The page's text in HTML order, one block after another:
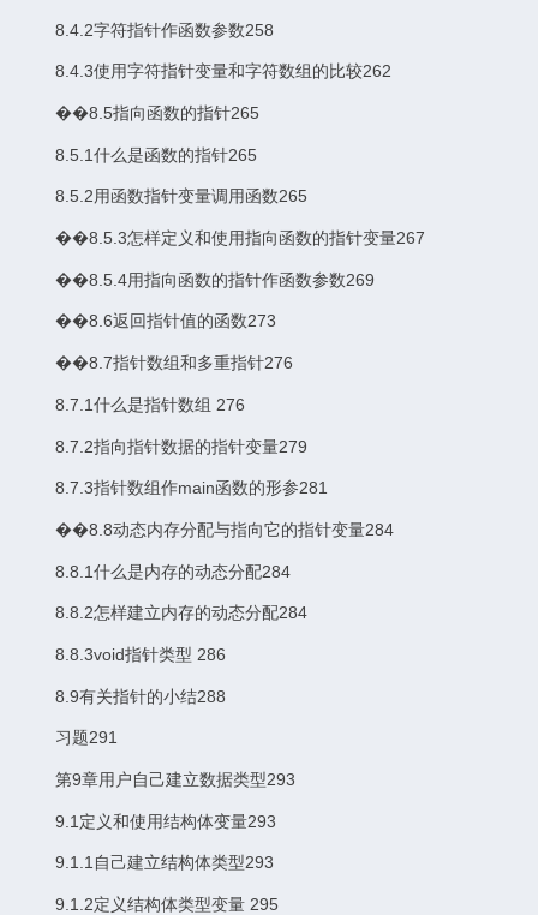
8.4.2字符指针作函数参数258
8.4.3使用字符指针变量和字符数组的比较262
��8.5指向函数的指针265
8.5.1什么是函数的指针265
8.5.2用函数指针变量调用函数265
��8.5.3怎样定义和使用指向函数的指针变量267
��8.5.4用指向函数的指针作函数参数269
��8.6返回指针值的函数273
��8.7指针数组和多重指针276
8.7.1什么是指针数组 276
8.7.2指向指针数据的指针变量279
8.7.3指针数组作main函数的形参281
��8.8动态内存分配与指向它的指针变量284
8.8.1什么是内存的动态分配284
8.8.2怎样建立内存的动态分配284
8.8.3void指针类型 286
8.9有关指针的小结288
习题291
第9章用户自己建立数据类型293
9.1定义和使用结构体变量293
9.1.1自己建立结构体类型293
9.1.2定义结构体类型变量 295